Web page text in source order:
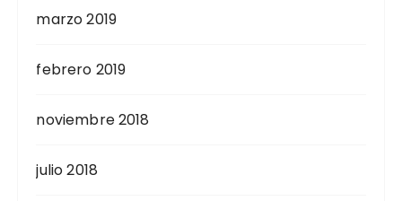
marzo 2019
febrero 2019
noviembre 2018
julio 2018